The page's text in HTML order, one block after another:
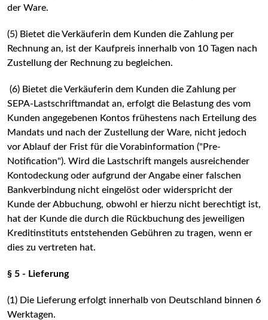
der Ware.
(5) Bietet die Verkäuferin dem Kunden die Zahlung per
Rechnung an, ist der Kaufpreis innerhalb von 10 Tagen nach
Zustellung der Rechnung zu begleichen.
(6) Bietet die Verkäuferin dem Kunden die Zahlung per
SEPA-Lastschriftmandat an, erfolgt die Belastung des vom
Kunden angegebenen Kontos frühestens nach Erteilung des
Mandats und nach der Zustellung der Ware, nicht jedoch
vor Ablauf der Frist für die Vorabinformation ("Pre-
Notification"). Wird die Lastschrift mangels ausreichender
Kontodeckung oder aufgrund der Angabe einer falschen
Bankverbindung nicht eingelöst oder widerspricht der
Kunde der Abbuchung, obwohl er hierzu nicht berechtigt ist,
hat der Kunde die durch die Rückbuchung des jeweiligen
Kreditinstituts entstehenden Gebühren zu tragen, wenn er
dies zu vertreten hat.
§ 5 - Lieferung
(1) Die Lieferung erfolgt innerhalb von Deutschland binnen 6
Werktagen.